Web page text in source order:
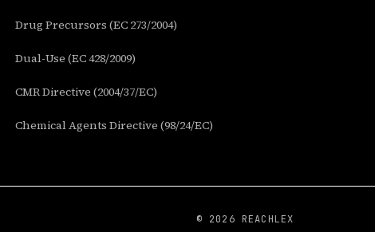
Drug Precursors (EC 273/2004)
Dual-Use (EC 428/2009)
CMR Directive (2004/37/EC)
Chemical Agents Directive (98/24/EC)
© 2026 REACHLEX